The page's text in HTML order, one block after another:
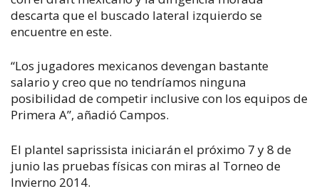
descarta que el buscado lateral izquierdo se
encuentre en este.
“Los jugadores mexicanos devengan bastante
salario y creo que no tendríamos ninguna
posibilidad de competir inclusive con los equipos de
Primera A”, añadió Campos.
El plantel saprissista iniciarán el próximo 7 y 8 de
junio las pruebas físicas con miras al Torneo de
Invierno 2014.